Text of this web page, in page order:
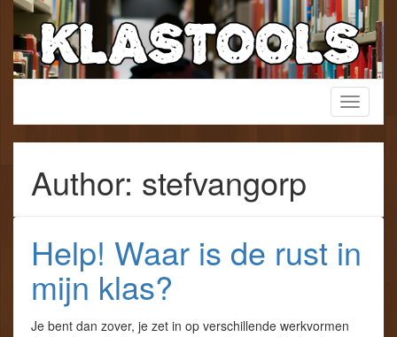
Skip
content
KlasTools
Een verzamelwebsite voor het lager onderwijs!
Toggle
Author: stefvangorp
Help! Waar is de rust in
mijn klas?
Je bent dan zover, je zet in op verschillende werkvormen